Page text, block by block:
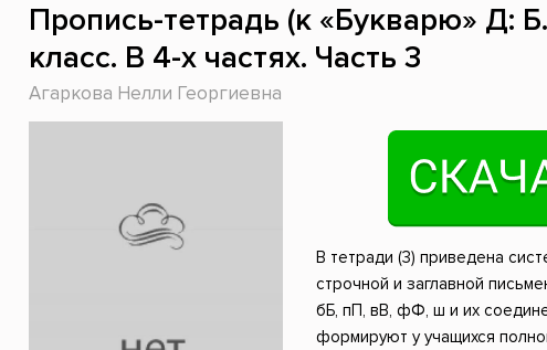
Медицина и здоровье
Мемуары и Биография
Любовные романы
Сказки
Поэзия
История России
Внутренняя
Пропись-тетрадь (к «Букварю» Д:
класс. В 4-х частях. Часть 3
Агаркова Нелли Георгиевна
В тетради (3) приведена
строчной и заглавной
бБ, пП, вВ, фФ, ш и их
формируют у учащихся